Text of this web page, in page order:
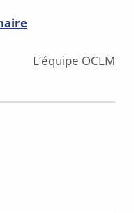
L’équipe OCLM